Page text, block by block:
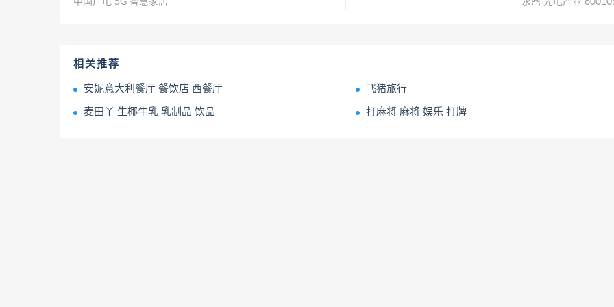
相关推荐
安妮意大利餐厅 餐饮店 西餐厅 飞猪旅行
麦田丫 生椰牛乳 乳制品 饮品 打麻将 麻将 娱乐 打牌